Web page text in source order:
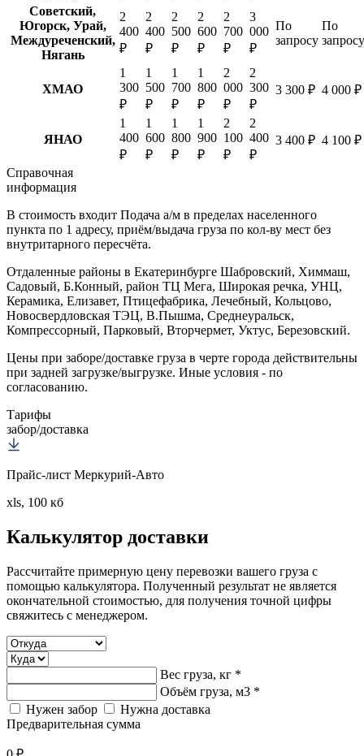
Советский,
Югорск, Урай,
Междуреченский,
Нягань
2
400
₽
2
400
₽
2
500
₽
2
600
₽
2
700
₽
3
000
₽
По
запросу
По
запросу
ХМАО
1
300
₽
1
500
₽
1
700
₽
1
800
₽
2
000
₽
2
300
₽
3 300 ₽ 4 000 ₽
ЯНАО
1
400
₽
1
600
₽
1
800
₽
1
900
₽
2
100
₽
2
400
₽
3 400 ₽ 4 100 ₽
Справочная
информация
В стоимость входит Подача а/м в пределах населенного
пункта по 1 адресу, приём/выдача груза по кол-ву мест без
внутритарного пересчёта.
Отдаленные районы в Екатеринбурге Шабровский, Химмаш,
Садовый, Б.Конный, район ТЦ Мега, Широкая речка, УНЦ,
Керамика, Елизавет, Птицефабрика, Лечебный, Кольцово,
Новосвердловская ТЭЦ, В.Пышма, Среднеуральск,
Компрессорный, Парковый, Вторчермет, Уктус, Березовский.
Цены при заборе/доставке груза в черте города действительны
при задней загрузке/выгрузке. Иные условия - по
согласованию.
Тарифы
забор/доставка
Прайс-лист Меркурий-Авто
xls, 100 кб
Калькулятор доставки
Рассчитайте примерную цену перевозки вашего груза с
помощью калькулятора. Полученный результат не является
окончательной стоимостью, для получения точной цифры
свяжитесь с менеджером.
Вес груза, кг *
Объём груза, м3 *
Нужен забор
Нужна доставка
Предварительная сумма